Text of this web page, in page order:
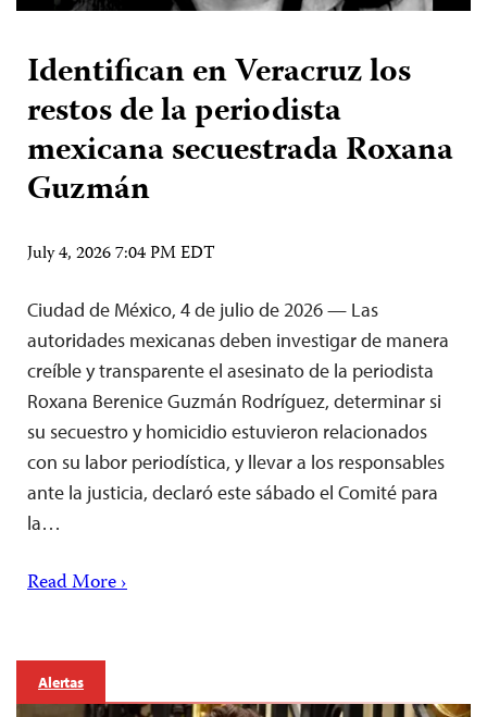
Identifican en Veracruz los
restos de la periodista
mexicana secuestrada Roxana
Guzmán
July 4, 2026 7:04 PM EDT
Ciudad de México, 4 de julio de 2026 — Las
autoridades mexicanas deben investigar de manera
creíble y transparente el asesinato de la periodista
Roxana Berenice Guzmán Rodríguez, determinar si
su secuestro y homicidio estuvieron relacionados
con su labor periodística, y llevar a los responsables
ante la justicia, declaró este sábado el Comité para
la…
Read More ›
Alertas